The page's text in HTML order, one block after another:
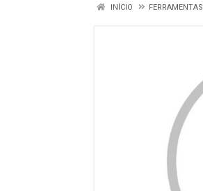
INÍCIO FERRAMENTAS